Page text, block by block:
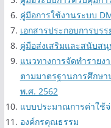
คู่มือการใช้งานระบบ
เอกสารประกอบการบร
คู่มือส่งเสริมและสนับส
แนวทางการจัดทำรายง
ตามมาตรฐานการศึกษ
พ.ศ. 2562
แบบประมาณการค่าใช้
องค์กรคุณธรรม